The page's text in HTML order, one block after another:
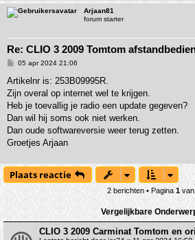
Arjaan81
forum starter
Re: CLIO 3 2009 Tomtom
B
r
c
h
05 apr 2024 21:06
Artikelnr is: 253B09995R.
Zijn overal op internet wel te krijgen.
Heb je toevallig je radio een update gegeven?
Dan wil hij soms ook niet werken.
Dan oude softwareversie weer terug zetten.
Groetjes Arjaan
Plaats reactie
2 berichten • Pagina 1 van
Vergelijkbare
CLIO 3 2009 Carminat Tomtom en